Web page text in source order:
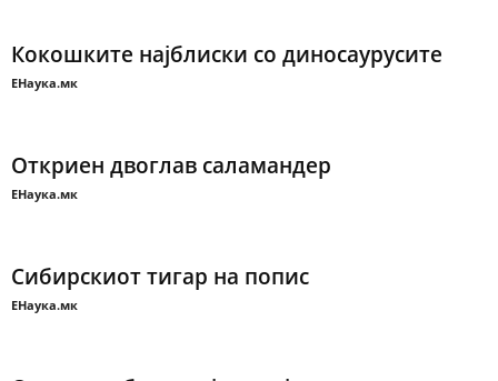
Кокошките најблиски со диносаурусите
ЕНаука.мк
Откриен двоглав саламандер
ЕНаука.мк
Сибирскиот тигар на попис
ЕНаука.мк